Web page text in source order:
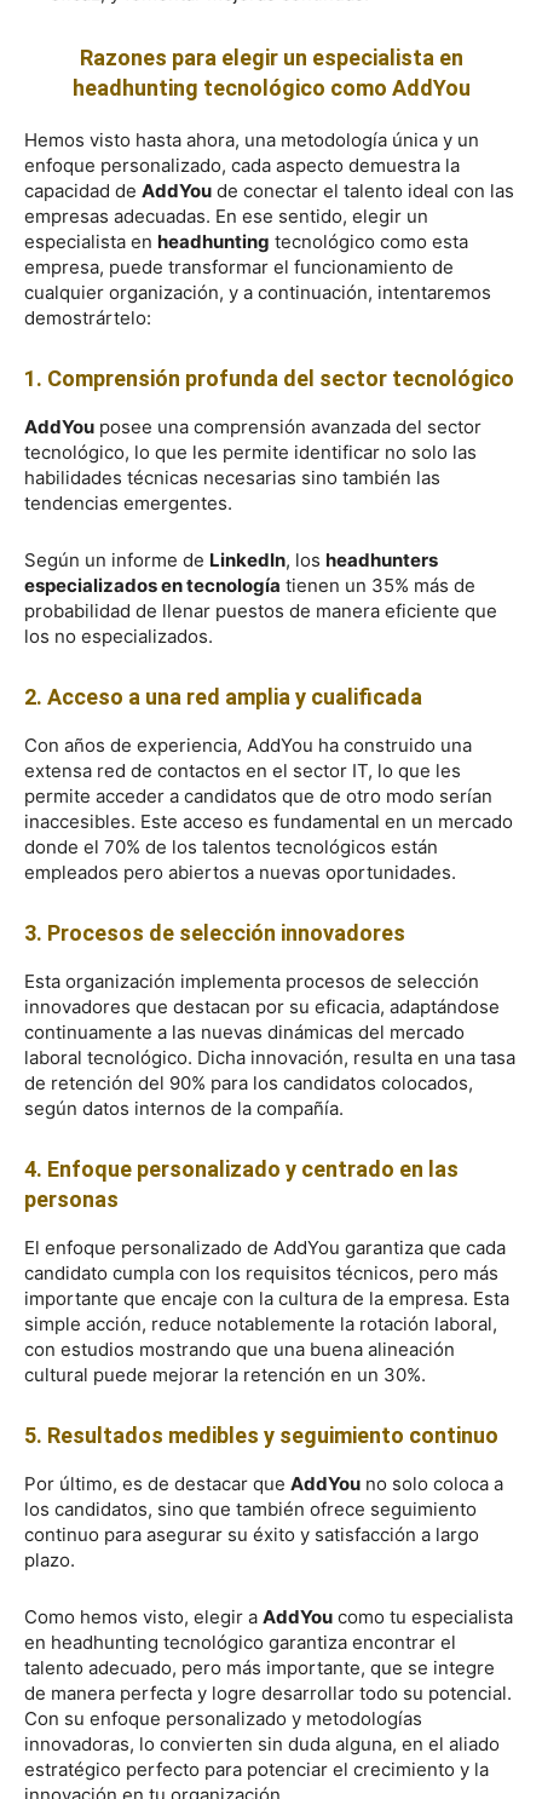
Razones para elegir un especialista en
headhunting tecnológico como AddYou
Hemos visto hasta ahora, una metodología única y un
enfoque personalizado, cada aspecto demuestra la
capacidad de AddYou de conectar el talento ideal con las
empresas adecuadas. En ese sentido, elegir un
especialista en headhunting tecnológico como esta
empresa, puede transformar el funcionamiento de
cualquier organización, y a continuación, intentaremos
demostrártelo:
1. Comprensión profunda del sector tecnológico
AddYou posee una comprensión avanzada del sector
tecnológico, lo que les permite identificar no solo las
habilidades técnicas necesarias sino también las
tendencias emergentes.
Según un informe de LinkedIn, los headhunters
especializados en tecnología tienen un 35% más de
probabilidad de llenar puestos de manera eficiente que
los no especializados.
2. Acceso a una red amplia y cualificada
Con años de experiencia, AddYou ha construido una
extensa red de contactos en el sector IT, lo que les
permite acceder a candidatos que de otro modo serían
inaccesibles. Este acceso es fundamental en un mercado
donde el 70% de los talentos tecnológicos están
empleados pero abiertos a nuevas oportunidades.
3. Procesos de selección innovadores
Esta organización implementa procesos de selección
innovadores que destacan por su eficacia, adaptándose
continuamente a las nuevas dinámicas del mercado
laboral tecnológico. Dicha innovación, resulta en una tasa
de retención del 90% para los candidatos colocados,
según datos internos de la compañía.
4. Enfoque personalizado y centrado en las
personas
El enfoque personalizado de AddYou garantiza que cada
candidato cumpla con los requisitos técnicos, pero más
importante que encaje con la cultura de la empresa. Esta
simple acción, reduce notablemente la rotación laboral,
con estudios mostrando que una buena alineación
cultural puede mejorar la retención en un 30%.
5. Resultados medibles y seguimiento continuo
Por último, es de destacar que AddYou no solo coloca a
los candidatos, sino que también ofrece seguimiento
continuo para asegurar su éxito y satisfacción a largo
plazo.
Como hemos visto, elegir a AddYou como tu especialista
en headhunting tecnológico garantiza encontrar el
talento adecuado, pero más importante, que se integre
de manera perfecta y logre desarrollar todo su potencial.
Con su enfoque personalizado y metodologías
innovadoras, lo convierten sin duda alguna, en el aliado
estratégico perfecto para potenciar el crecimiento y la